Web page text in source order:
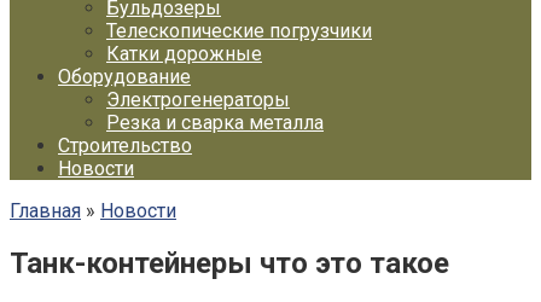
Бульдозеры
Телескопические погрузчики
Катки дорожные
Оборудование
Электрогенераторы
Резка и сварка металла
Строительство
Новости
Главная » Новости
Танк-контейнеры что это такое